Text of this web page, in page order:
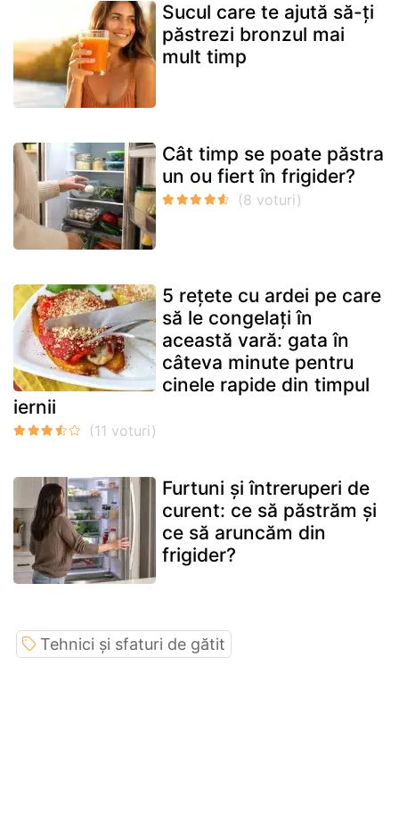
Sucul care te ajută să-ți
păstrezi bronzul mai
mult timp
Cât timp se poate păstra
un ou fiert în frigider?
5 rețete cu ardei pe care
să le congelați în
această vară: gata în
câteva minute pentru
cinele rapide din timpul
iernii
Furtuni și întreruperi de
curent: ce să păstrăm și
ce să aruncăm din
frigider?
Tehnici și sfaturi de gătit